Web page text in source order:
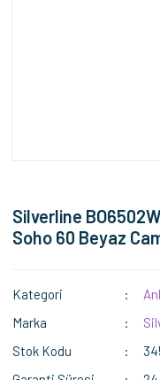
Silverline
Soho 60 Beyaz
Kategori
Marka
Stok Kodu